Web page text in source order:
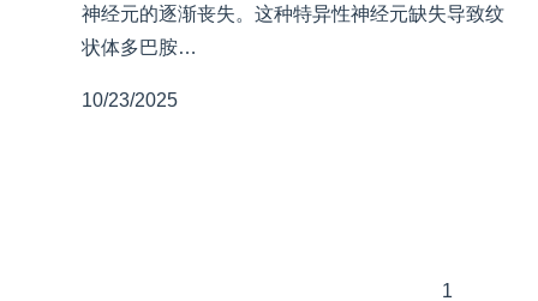
神经元的逐渐丧失。这种特异性神经元缺失导致纹
状体多巴胺…
10/23/2025
1